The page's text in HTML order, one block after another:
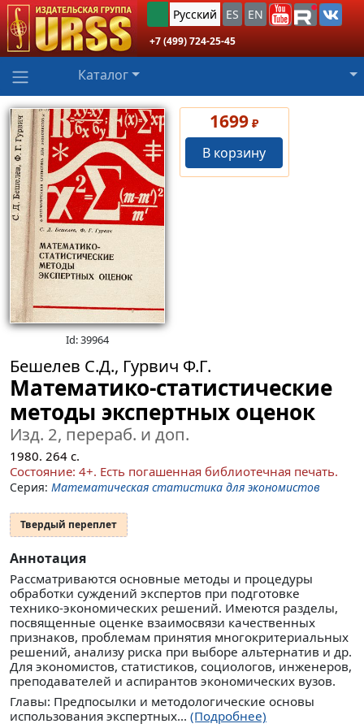
Русский ES EN
+7 (499) 724-25-45
Каталог
Id: 39964
1699 ₽
В корзину
Бешелев С.Д., Гурвич Ф.Г.
Математико-статистические
методы экспертных оценок
Изд. 2, перераб. и доп.
1980. 264 с.
Cocтояние: 4+. Есть погашенная библиотечная печать.
Серия: Математическая статистика для экономистов
Твердый переплет
Аннотация
Рассматриваются основные методы и процедуры
обработки суждений экспертов при подготовке
технико-экономических решений. Имеются разделы,
посвященные оценке взаимосвязи качественных
признаков, проблемам принятия многокритериальных
решений, анализу риска при выборе альтернатив и др.
Для экономистов, статистиков, социологов, инженеров,
преподавателей и аспирантов экономических вузов.
Главы: Предпосылки и методологические основы
использования экспертных... (Подробнее)